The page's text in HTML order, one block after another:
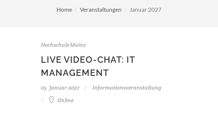
Home Veranstaltungen Januar 2027
Hochschule Mainz
LIVE VIDEO-CHAT: IT
MANAGEMENT
05. Januar 2027
Informationsveranstaltung
Online